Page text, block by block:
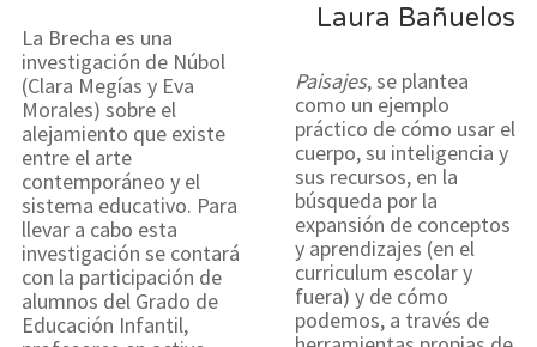
La Brecha es una
investigación de Núbol
(Clara Megías y Eva
Morales) sobre el
alejamiento que existe
entre el arte
contemporáneo y el
sistema educativo. Para
llevar a cabo esta
investigación se contará
con la participación de
alumnos del Grado de
Educación Infantil,
Laura Bañuelos
Paisajes, se plantea
como un ejemplo
práctico de cómo usar el
cuerpo, su inteligencia y
sus recursos, en la
búsqueda por la
expansión de conceptos
y aprendizajes (en el
curriculum escolar y
fuera) y de cómo
podemos, a través de